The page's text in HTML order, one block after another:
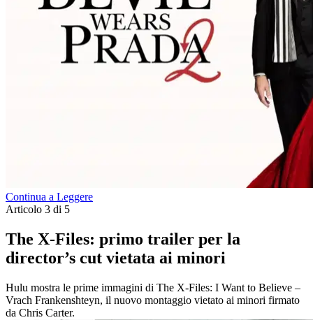
Continua a Leggere
Articolo 3 di 5
The X-Files: primo trailer per la
director’s cut vietata ai minori
Hulu mostra le prime immagini di The X-Files: I Want to Believe –
Vrach Frankenshteyn, il nuovo montaggio vietato ai minori firmato
da Chris Carter.